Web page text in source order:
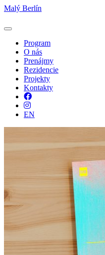
Malý Berlín
Program
O nás
Prenájmy
Rezidencie
Projekty
Kontakty
Facebook
Instagram
EN